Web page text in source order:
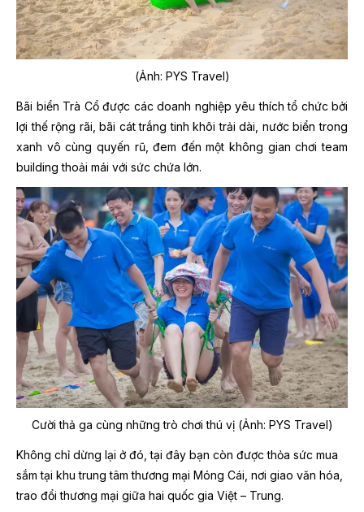
(Ảnh: PYS Travel)
Bãi biển Trà Cổ được các doanh nghiệp yêu thích tổ chức bởi
lợi thế rộng rãi, bãi cát trắng tinh khôi trải dài, nước biển trong
xanh vô cùng quyến rũ, đem đến một không gian chơi team
building thoải mái với sức chứa lớn.
Cười thả ga cùng những trò chơi thú vị (Ảnh: PYS Travel)
Không chỉ dừng lại ở đó, tại đây bạn còn được thỏa sức mua
sắm tại khu trung tâm thương mại Móng Cái, nơi giao văn hóa,
trao đổi thương mại giữa hai quốc gia Việt – Trung.